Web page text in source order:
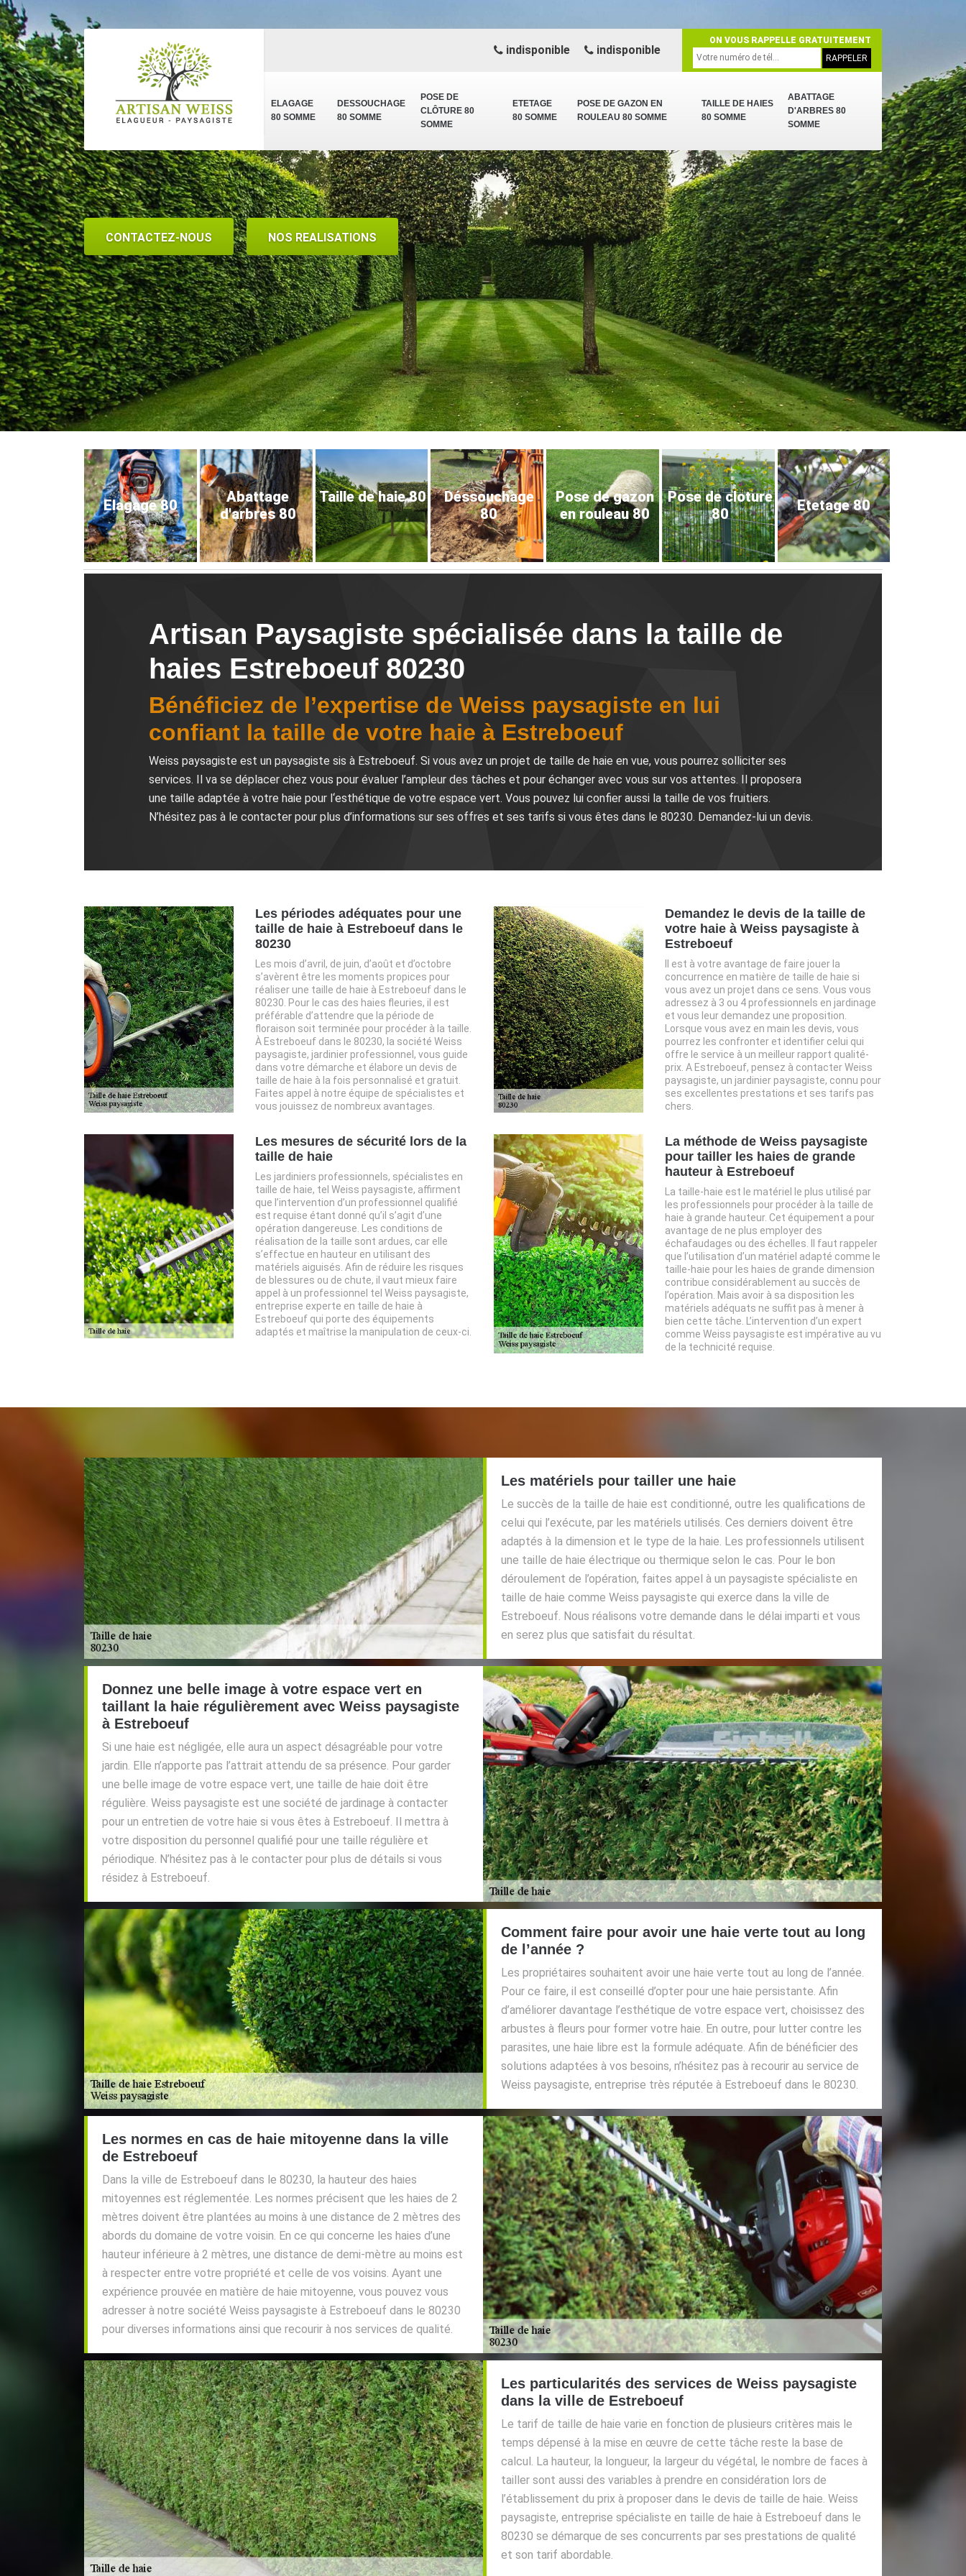
ELAGAGE
80 SOMME
DESSOUCHAGE
80 SOMME
POSE DE
CLÔTURE 80
SOMME
ETETAGE
80 SOMME
POSE DE GAZON EN
ROULEAU 80 SOMME
TAILLE DE HAIES
80 SOMME
ABATTAGE
D'ARBRES 80
SOMME
indisponible indisponible
ON VOUS RAPPELLE GRATUITEMENT
CONTACTEZ-NOUS NOS REALISATIONS
Elagage 80
Abattage
d'arbres 80
Taille de haie 80
Déssouchage
80
Pose de gazon
en rouleau 80
Pose de cloture
80
Etetage 80
Artisan Paysagiste spécialisée dans la taille de
haies Estreboeuf 80230
Bénéficiez de l’expertise de Weiss paysagiste en lui
confiant la taille de votre haie à Estreboeuf
Weiss paysagiste est un paysagiste sis à Estreboeuf. Si vous avez un projet de taille de haie en vue, vous pourrez solliciter ses
services. Il va se déplacer chez vous pour évaluer l’ampleur des tâches et pour échanger avec vous sur vos attentes. Il proposera
une taille adaptée à votre haie pour l‘esthétique de votre espace vert. Vous pouvez lui confier aussi la taille de vos fruitiers.
N’hésitez pas à le contacter pour plus d’informations sur ses offres et ses tarifs si vous êtes dans le 80230. Demandez-lui un devis.
Les périodes adéquates pour une
taille de haie à Estreboeuf dans le
80230
Les mois d’avril, de juin, d’août et d’octobre
s’avèrent être les moments propices pour
réaliser une taille de haie à Estreboeuf dans le
80230. Pour le cas des haies fleuries, il est
préférable d’attendre que la période de
floraison soit terminée pour procéder à la taille.
À Estreboeuf dans le 80230, la société Weiss
paysagiste, jardinier professionnel, vous guide
dans votre démarche et élabore un devis de
taille de haie à la fois personnalisé et gratuit.
Faites appel à notre équipe de spécialistes et
vous jouissez de nombreux avantages.
Demandez le devis de la taille de
votre haie à Weiss paysagiste à
Estreboeuf
Il est à votre avantage de faire jouer la
concurrence en matière de taille de haie si
vous avez un projet dans ce sens. Vous vous
adressez à 3 ou 4 professionnels en jardinage
et vous leur demandez une proposition.
Lorsque vous avez en main les devis, vous
pourrez les confronter et identifier celui qui
offre le service à un meilleur rapport qualité-
prix. A Estreboeuf, pensez à contacter Weiss
paysagiste, un jardinier paysagiste, connu pour
ses excellentes prestations et ses tarifs pas
chers.
Les mesures de sécurité lors de la
taille de haie
Les jardiniers professionnels, spécialistes en
taille de haie, tel Weiss paysagiste, affirment
que l’intervention d’un professionnel qualifié
est requise étant donné qu’il s’agit d’une
opération dangereuse. Les conditions de
réalisation de la taille sont ardues, car elle
s’effectue en hauteur en utilisant des
matériels aiguisés. Afin de réduire les risques
de blessures ou de chute, il vaut mieux faire
appel à un professionnel tel Weiss paysagiste,
entreprise experte en taille de haie à
Estreboeuf qui porte des équipements
adaptés et maîtrise la manipulation de ceux-ci.
La méthode de Weiss paysagiste
pour tailler les haies de grande
hauteur à Estreboeuf
La taille-haie est le matériel le plus utilisé par
les professionnels pour procéder à la taille de
haie à grande hauteur. Cet équipement a pour
avantage de ne plus employer des
échafaudages ou des échelles. Il faut rappeler
que l’utilisation d’un matériel adapté comme le
taille-haie pour les haies de grande dimension
contribue considérablement au succès de
l’opération. Mais avoir à sa disposition les
matériels adéquats ne suffit pas à mener à
bien cette tâche. L’intervention d’un expert
comme Weiss paysagiste est impérative au vu
de la technicité requise.
Les matériels pour tailler une haie
Le succès de la taille de haie est conditionné, outre les qualifications de
celui qui l’exécute, par les matériels utilisés. Ces derniers doivent être
adaptés à la dimension et le type de la haie. Les professionnels utilisent
une taille de haie électrique ou thermique selon le cas. Pour le bon
déroulement de l’opération, faites appel à un paysagiste spécialiste en
taille de haie comme Weiss paysagiste qui exerce dans la ville de
Estreboeuf. Nous réalisons votre demande dans le délai imparti et vous
en serez plus que satisfait du résultat.
Donnez une belle image à votre espace vert en
taillant la haie régulièrement avec Weiss paysagiste
à Estreboeuf
Si une haie est négligée, elle aura un aspect désagréable pour votre
jardin. Elle n’apporte pas l’attrait attendu de sa présence. Pour garder
une belle image de votre espace vert, une taille de haie doit être
régulière. Weiss paysagiste est une société de jardinage à contacter
pour un entretien de votre haie si vous êtes à Estreboeuf. Il mettra à
votre disposition du personnel qualifié pour une taille régulière et
périodique. N’hésitez pas à le contacter pour plus de détails si vous
résidez à Estreboeuf.
Comment faire pour avoir une haie verte tout au long
de l’année ?
Les propriétaires souhaitent avoir une haie verte tout au long de l’année.
Pour ce faire, il est conseillé d’opter pour une haie persistante. Afin
d’améliorer davantage l’esthétique de votre espace vert, choisissez des
arbustes à fleurs pour former votre haie. En outre, pour lutter contre les
parasites, une haie libre est la formule adéquate. Afin de bénéficier des
solutions adaptées à vos besoins, n’hésitez pas à recourir au service de
Weiss paysagiste, entreprise très réputée à Estreboeuf dans le 80230.
Les normes en cas de haie mitoyenne dans la ville
de Estreboeuf
Dans la ville de Estreboeuf dans le 80230, la hauteur des haies
mitoyennes est réglementée. Les normes précisent que les haies de 2
mètres doivent être plantées au moins à une distance de 2 mètres des
abords du domaine de votre voisin. En ce qui concerne les haies d’une
hauteur inférieure à 2 mètres, une distance de demi-mètre au moins est
à respecter entre votre propriété et celle de vos voisins. Ayant une
expérience prouvée en matière de haie mitoyenne, vous pouvez vous
adresser à notre société Weiss paysagiste à Estreboeuf dans le 80230
pour diverses informations ainsi que recourir à nos services de qualité.
Les particularités des services de Weiss paysagiste
dans la ville de Estreboeuf
Le tarif de taille de haie varie en fonction de plusieurs critères mais le
temps dépensé à la mise en œuvre de cette tâche reste la base de
calcul. La hauteur, la longueur, la largeur du végétal, le nombre de faces à
tailler sont aussi des variables à prendre en considération lors de
l’établissement du prix à proposer dans le devis de taille de haie. Weiss
paysagiste, entreprise spécialiste en taille de haie à Estreboeuf dans le
80230 se démarque de ses concurrents par ses prestations de qualité
et son tarif abordable.